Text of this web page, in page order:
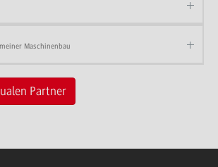
Maschinenbau
Partner